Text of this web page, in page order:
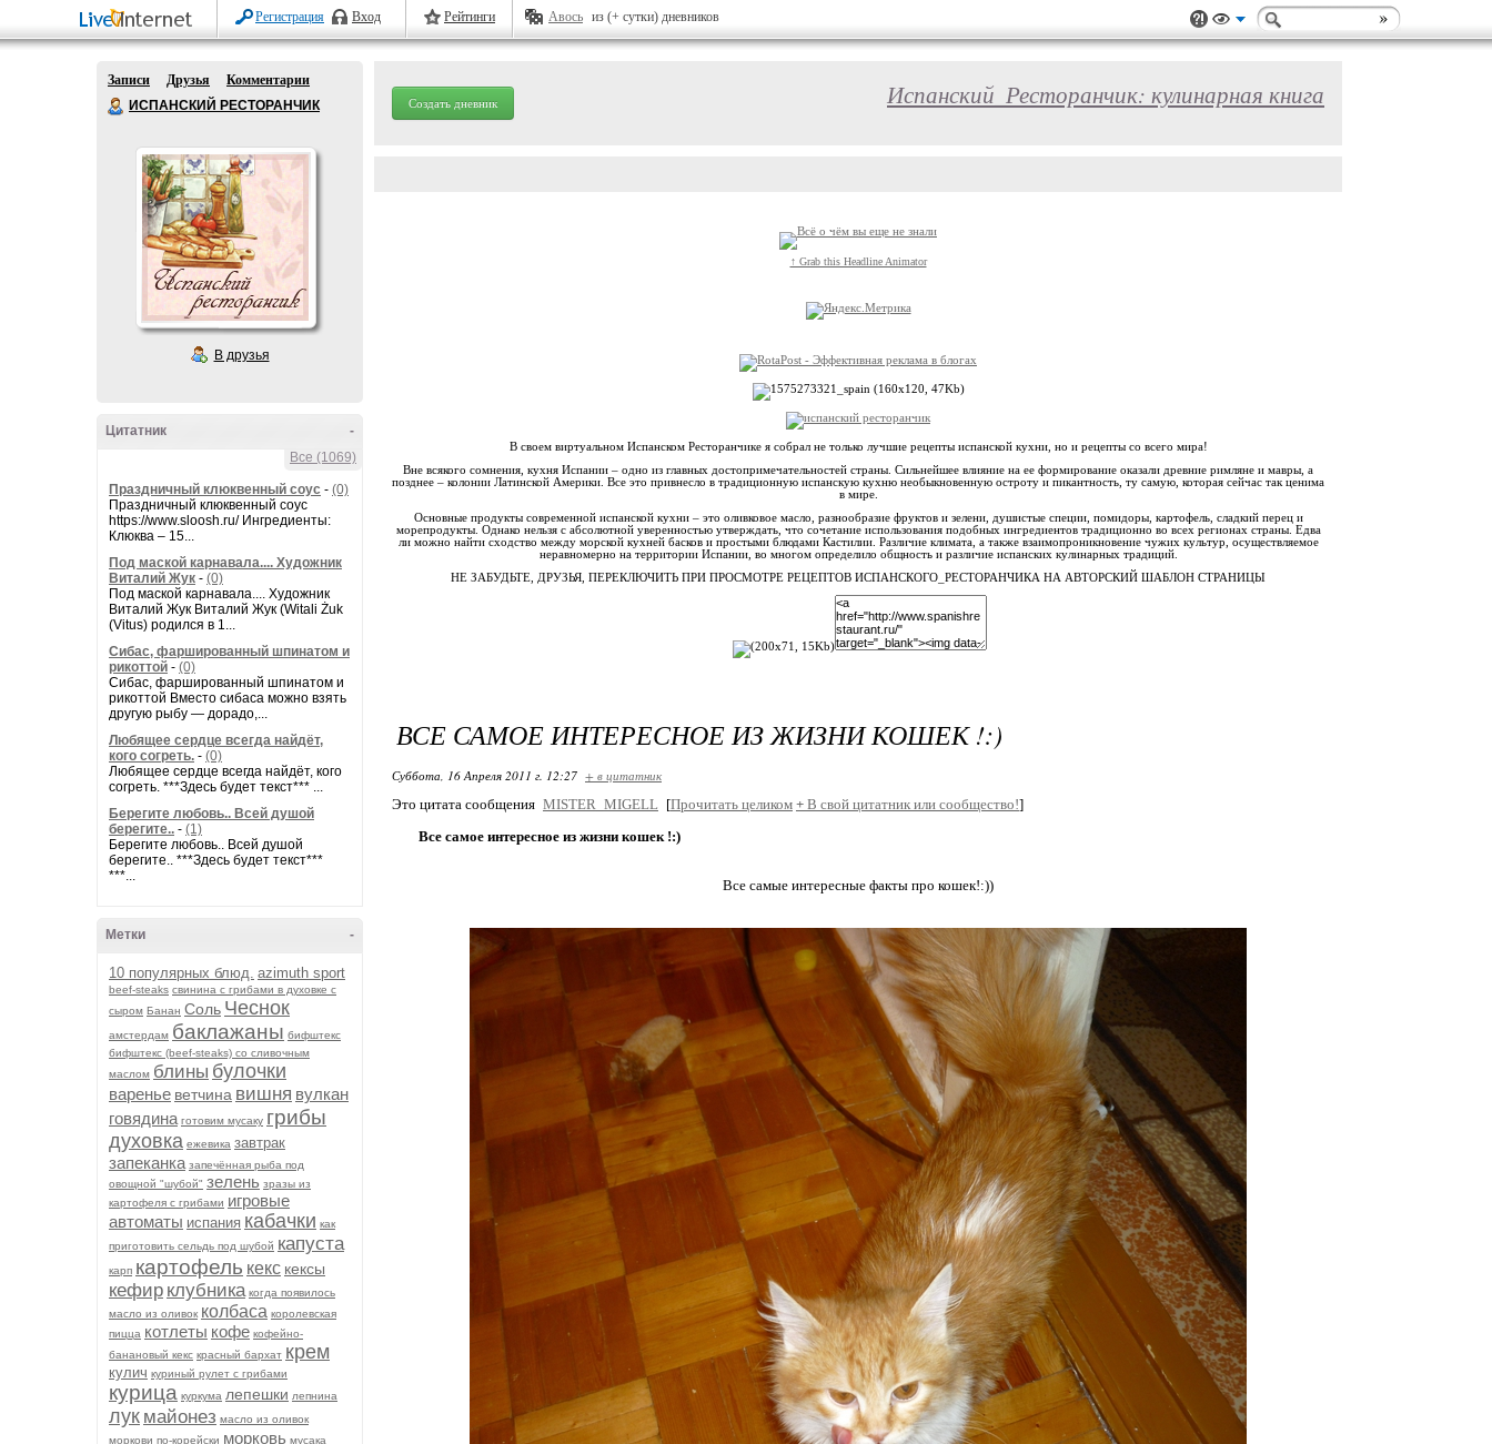
Регистрация Вход Рейтинги Авось из (+ сутки) дневников
Записи Друзья
Комментарии
ИСПАНСКИЙ РЕСТОРАНЧИК
В друзья
-
Цитатник
Все (1069)
Праздничный клюквенный соус - (0)
Праздничный клюквенный соус
https://www.sloosh.ru/ Ингредиенты:
Клюква – 15...
Под маской карнавала.... Художник
Виталий Жук - (0)
Под маской карнавала.... Художник
Виталий Жук Виталий Жук (Witali Żuk
(Vitus) родился в 1...
Сибас, фаршированный шпинатом и
рикоттой - (0)
Сибас, фаршированный шпинатом и
рикоттой Вместо сибаса можно взять
другую рыбу — дорадо,...
Любящее сердце всегда найдёт,
кого согреть. - (0)
Любящее сердце всегда найдёт, кого
согреть. ***Здесь будет текст*** ...
Берегите любовь.. Всей душой
берегите.. - (1)
Берегите любовь.. Всей душой
берегите.. ***Здесь будет текст***
***...
-
Метки
10 популярных блюд. azimuth sport
beef-stеаks cвинина с грибами в духовке с
сыром Банан Соль Чеснок
амстердам баклажаны бифштекс
бифштекс (beef-stеаks) со сливочным
маслом блины булочки
варенье ветчина вишня вулкан
говядина готовим мусаку грибы
духовка ежевика завтрак
запеканка запечённая рыба под
овощной "шубой" зелень зразы из
картофеля с грибами игровые
автоматы испания кабачки как
приготовить сельдь под шубой капуста
карп картофель кекс кексы
кефир клубника когда появилось
масло из оливок колбаса королевская
пицца котлеты кофе кофейно-
банановый кекс красный бархат крем
кулич куриный рулет с грибами
курица куркума лепешки лепнина
лук майонез масло из оливок
моркови по-корейски морковь мусака
Создать дневник Испанский_Ресторанчик: кулинарная книга
↑ Grab this Headline Animator
В своем виртуальном Испанском Ресторанчике я собрал не только лучшие рецепты испанской кухни, но и рецепты со всего мира!
Вне всякого сомнения, кухня Испании – одно из главных достопримечательностей страны. Сильнейшее влияние на ее формирование оказали древние римляне и мавры, а
позднее – колонии Латинской Америки. Все это привнесло в традиционную испанскую кухню необыкновенную остроту и пикантность, ту самую, которая сейчас так ценима
в мире.
Основные продукты современной испанской кухни – это оливковое масло, разнообразие фруктов и зелени, душистые специи, помидоры, картофель, сладкий перец и
морепродукты. Однако нельзя с абсолютной уверенностью утверждать, что сочетание использования подобных ингредиентов традиционно во всех регионах страны. Едва
ли можно найти сходство между морской кухней басков и простыми блюдами Кастилии. Различие климата, а также взаимопроникновение чужих культур, осуществляемое
неравномерно на территории Испании, во многом определило общность и различие испанских кулинарных традиций.
НЕ ЗАБУДЬТЕ, ДРУЗЬЯ, ПЕРЕКЛЮЧИТЬ ПРИ ПРОСМОТРЕ РЕЦЕПТОВ ИСПАНСКОГО_РЕСТОРАНЧИКА НА АВТОРСКИЙ ШАБЛОН СТРАНИЦЫ
ВСЕ САМОЕ ИНТЕРЕСНОЕ ИЗ ЖИЗНИ КОШЕК !:)
Суббота, 16 Апреля 2011 г. 12:27 + в цитатник
Это цитата сообщения MISTER_MIGELL [Прочитать целиком + В свой цитатник или сообщество!]
Все самое интересное из жизни кошек !:)
Все самые интересные факты про кошек!:))